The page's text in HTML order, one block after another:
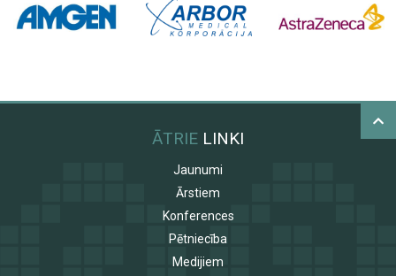
ĀTRIE LINKI
Jaunumi
Ārstiem
Konferences
Pētniecība
Medijiem